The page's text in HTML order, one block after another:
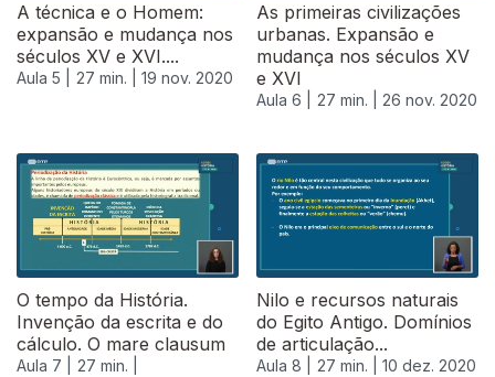
A técnica e o Homem:
expansão e mudança nos
séculos XV e XVI....
Aula 5 | 27 min. | 19 nov. 2020
As primeiras civilizações
urbanas. Expansão e
mudança nos séculos XV
e XVI
Aula 6 | 27 min. | 26 nov. 2020
O tempo da História.
Invenção da escrita e do
cálculo. O mare clausum
Aula 7 |
27 min. |
Nilo e recursos naturais
do Egito Antigo. Domínios
de articulação...
Aula 8 | 27 min. | 10 dez. 2020